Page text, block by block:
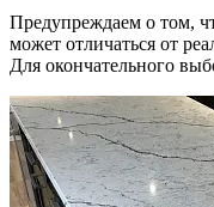
Предупреждаем о том,
может отличаться от
Для окончательного